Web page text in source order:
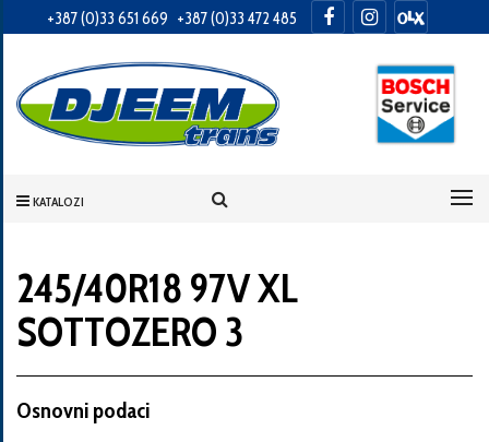
+387 (0)33 651 669 +387 (0)33 472 485
KATALOZI
Informacije
o
Vaša
245/40R18 97V XL
SOTTOZERO 3
Osnovni podaci